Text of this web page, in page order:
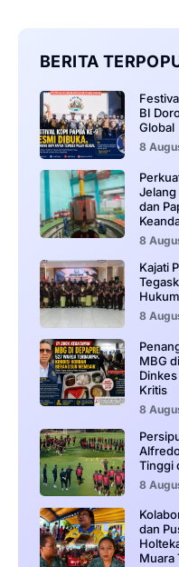
BERITA
BI
Global
8
Jelang
dan
8
Kajati
8
MBG
Kritis
8
Tinggi
8
dan
Muara